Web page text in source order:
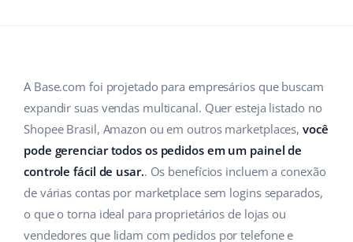
ERP
Base Connect
IA para ecommerce
Base Analytics
Casa e jardim
Produtos infantis
Eletrônicos
Peças automotivas
Ajuda
Academy
Blog
Serviços
Português (BR)
english (GB)
english (IN)
čeština
A Base.com foi projetado para empresários que buscam
expandir suas vendas multicanal. Quer esteja listado no
Shopee Brasil, Amazon ou em outros marketplaces,você
pode gerenciar todos os pedidos em um painel de
controle fácil de usar.. Os benefícios incluem a conexão
de várias contas por marketplace sem logins separados,
o que o torna ideal para proprietários de lojas ou
vendedores que lidam com pedidos por telefone e